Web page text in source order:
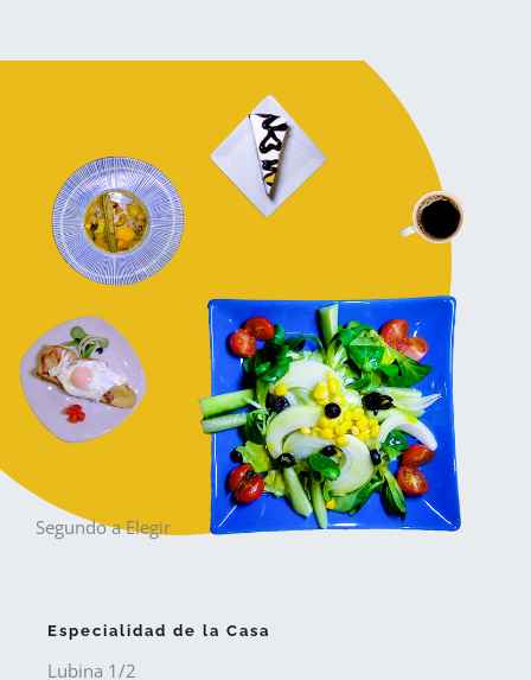
Segundo a Elegir
Especialidad de la Casa
Lubina 1/2